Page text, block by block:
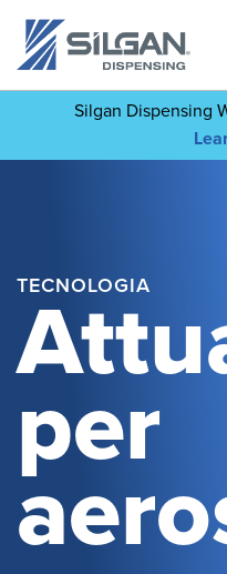
Silgan Dispensing
TECNOLOGIA
per